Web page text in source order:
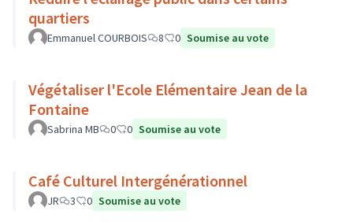
quartiers
Emmanuel COURBOIS 8 0 Soumise au vote
Végétaliser l'Ecole Elémentaire Jean de la
Fontaine
Sabrina MB 0 0 Soumise au vote
Café Culturel Intergénérationnel
JR 3 0 Soumise au vote